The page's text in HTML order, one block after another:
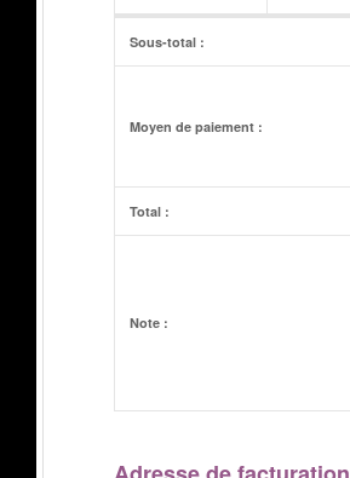
Sous-total :
Moyen de paiement :
Total :
Note :